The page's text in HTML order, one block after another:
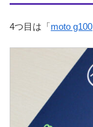
4つ目は「moto g100